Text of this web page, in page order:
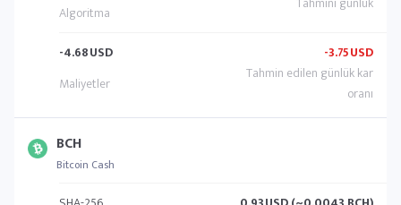
-4.68USD -3.75USD
BCH
Bitcoin Cash